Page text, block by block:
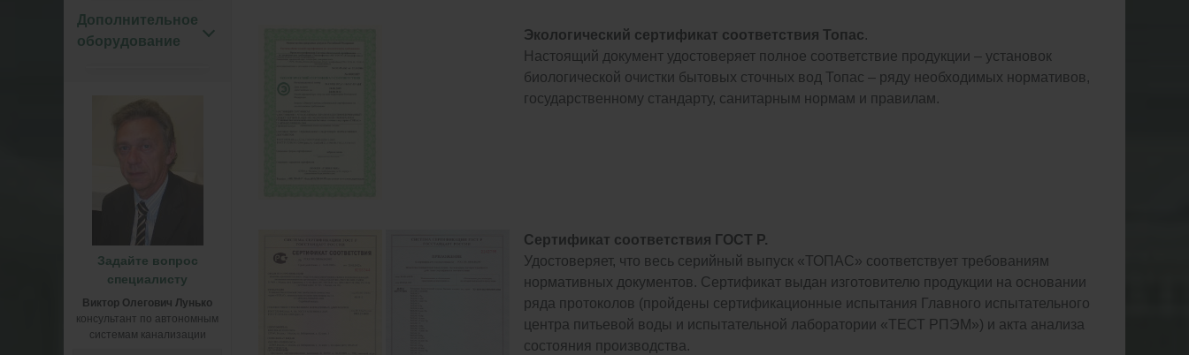
Дополнительное
оборудование
Задайте вопрос
специалисту
Виктор Олегович Лунько
консультант по автономным
системам канализации
Экологический сертификат соответствия Топас.
Настоящий документ удостоверяет полное соответствие продукции – установок
биологической очистки бытовых сточных вод Топас – ряду необходимых нормативов,
государственному стандарту, санитарным нормам и правилам.
Сертификат соответствия ГОСТ Р.
Удостоверяет, что весь серийный выпуск «ТОПАС» соответствует требованиям
нормативных документов. Сертификат выдан изготовителю продукции на основании
ряда протоколов (пройдены сертификационные испытания Главного испытательного
центра питьевой воды и испытательной лаборатории «ТЕСТ РПЭМ») и акта анализа
состояния производства.